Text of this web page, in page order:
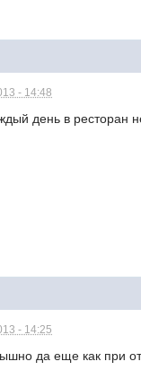
- 14:48
день в ресторан
- 14:25
да еще как при